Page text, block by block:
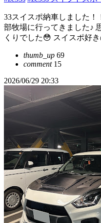
33スイスポ納車しました
部牧場に行ってきました♪
くりでした😳 スイスポ好
thumb_up 69
comment15
2026/06/29 20:33